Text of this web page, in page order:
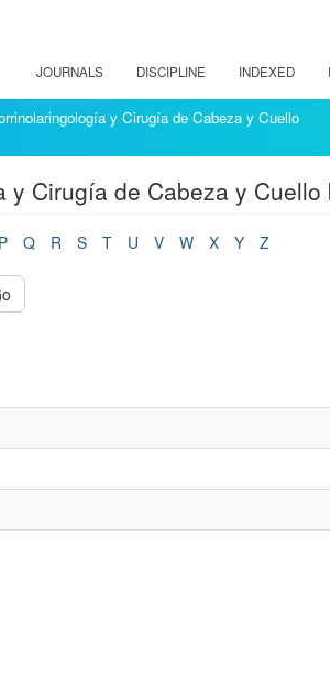
JOURNALS DISCIPLINE INDEXED
y Cirugía de Cabeza y Cuello
Cirugía de Cabeza y Cuello
P Q R S T U V W X Y Z